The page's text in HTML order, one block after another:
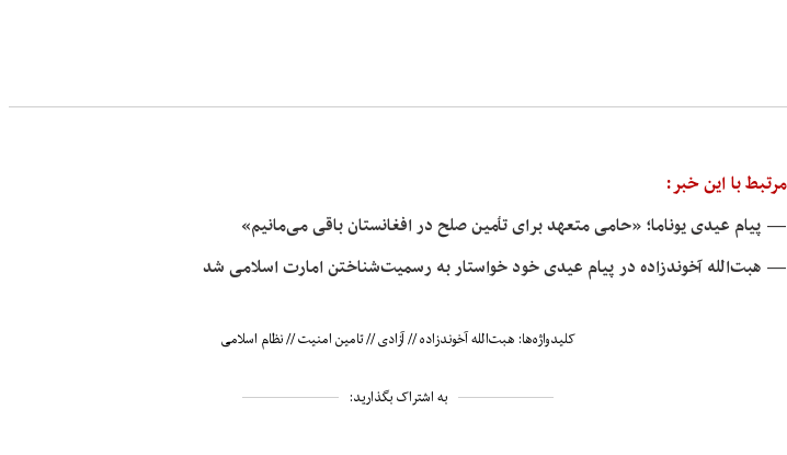
مرتبط با این خبر:
— پیام عیدی یوناما؛ «حامی متعهد برای تٲمین صلح در افغانستان باقی می‌مانیم»
— هبت‌الله آخوندزاده در پیام عیدی خود خواستار به رسمیت‌شناختن امارت اسلامی شد
کلیدواژه‌ها: هبت‌الله آخوندزاده//آزادی//تامین امنیت//نظام اسلامی
به اشتراک بگذارید: